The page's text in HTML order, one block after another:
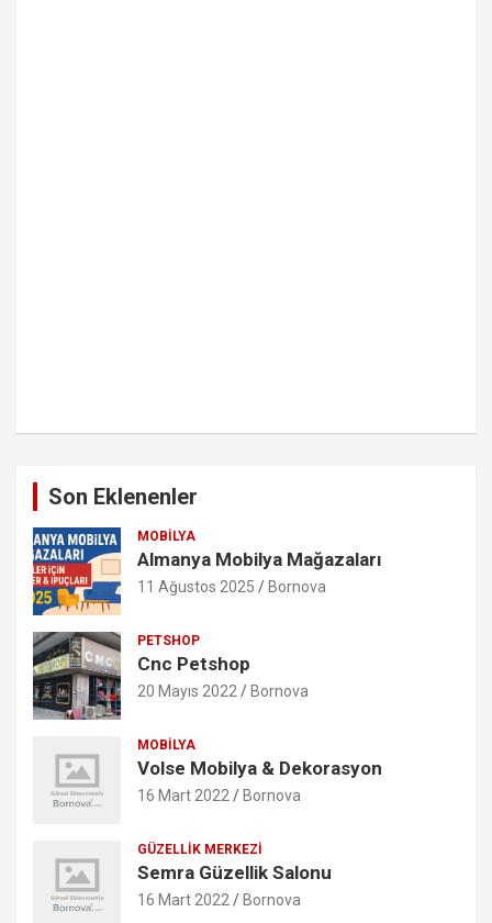
Son Eklenenler
MOBILYA
Almanya Mobilya Mağazaları
11 Ağustos 2025 Bornova
PETSHOP
Cnc Petshop
20 Mayıs 2022 Bornova
MOBILYA
Volse Mobilya & Dekorasyon
16 Mart 2022 Bornova
GÜZELLIK MERKEZI
Semra Güzellik Salonu
16 Mart 2022 Bornova